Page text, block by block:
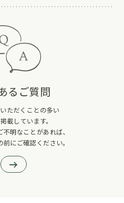
るご質問
ただくことの多い
載しています。
明なことがあれば、
にご確認ください。